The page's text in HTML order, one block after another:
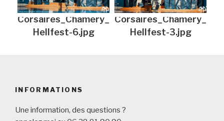
Corsaires_Chamery_
Hellfest-6.jpg
Corsaires_Chamery_
Hellfest-3.jpg
INFORMATIONS
Une information, des questions ?